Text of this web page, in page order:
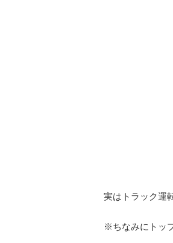
実はトラック運
※ちなみにトッ